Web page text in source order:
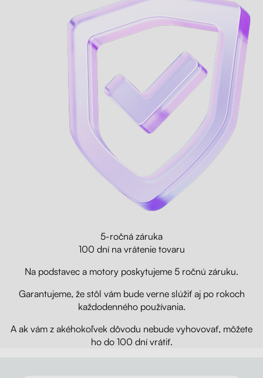
5-ročná záruka
100 dní na vrátenie tovaru
Na podstavec a motory poskytujeme 5 ročnú záruku.
Garantujeme, že stôl vám bude verne slúžiť aj po rokoch
každodenného používania.
A ak vám z akéhokoľvek dôvodu nebude vyhovovať, môžete
ho do 100 dní vrátiť.